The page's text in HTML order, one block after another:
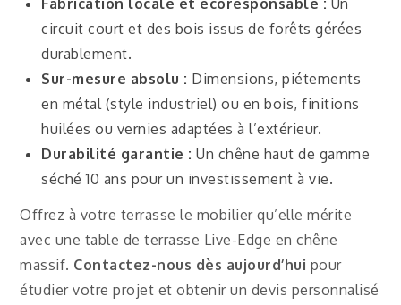
circuit court et des bois issus de forêts gérées
durablement.
Sur-mesure absolu : Dimensions, piétements
en métal (style industriel) ou en bois, finitions
huilées ou vernies adaptées à l’extérieur.
Durabilité garantie : Un chêne haut de gamme
séché 10 ans pour un investissement à vie.
Offrez à votre terrasse le mobilier qu’elle mérite
avec une table de terrasse Live-Edge en chêne
massif. Contactez-nous dès aujourd’hui pour
étudier votre projet et obtenir un devis personnalisé